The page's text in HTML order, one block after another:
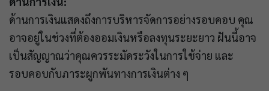
ด้านการเงินแสดงถึงการบริหารจัดการอย่างรอบคอบ คุณ
อาจอยู่ในช่วงที่ต้องออมเงินหรือลงทุนระยะยาว ฝันนี้อาจ
เป็นสัญญาณว่าคุณควรระมัดระวังในการใช้จ่าย และ
รอบคอบกับภาระผูกพันทางการเงินต่าง ๆ